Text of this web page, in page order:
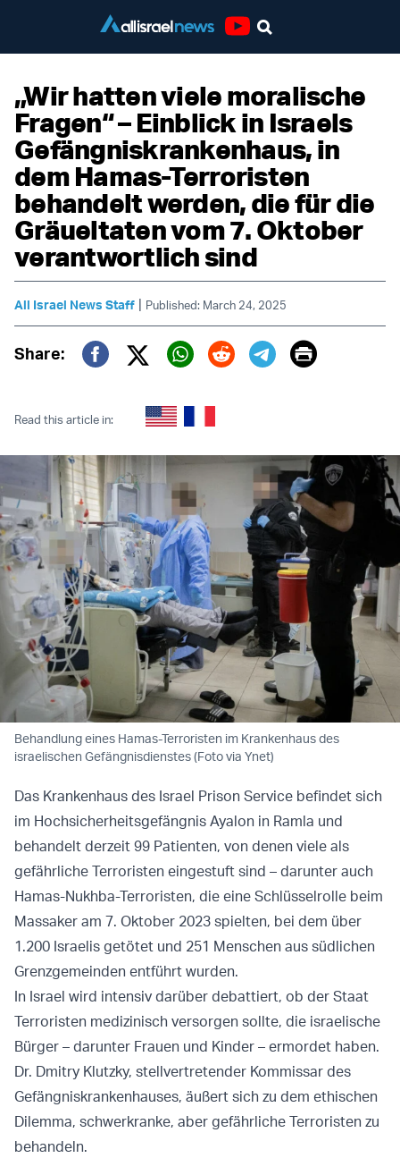
„Wir hatten viele moralische
Fragen“ – Einblick in Israels
Gefängniskrankenhaus, in
dem Hamas-Terroristen
behandelt werden, die für die
Gräueltaten vom 7. Oktober
verantwortlich sind
All Israel News Staff | Published: March 24, 2025
Share:
Twitter (X)
Print
Read this article in:
Behandlung eines Hamas-Terroristen im Krankenhaus des
israelischen Gefängnisdienstes (Foto via Ynet)
Das Krankenhaus des Israel Prison Service befindet sich
im Hochsicherheitsgefängnis Ayalon in Ramla und
behandelt derzeit 99 Patienten, von denen viele als
gefährliche Terroristen eingestuft sind – darunter auch
Hamas-Nukhba-Terroristen, die eine Schlüsselrolle beim
Massaker am 7. Oktober 2023 spielten, bei dem über
1.200 Israelis getötet und 251 Menschen aus südlichen
Grenzgemeinden entführt wurden.
In Israel wird intensiv darüber debattiert, ob der Staat
Terroristen medizinisch versorgen sollte, die israelische
Bürger – darunter Frauen und Kinder – ermordet haben.
Dr. Dmitry Klutzky, stellvertretender Kommissar des
Gefängniskrankenhauses, äußert sich zu dem ethischen
Dilemma, schwerkranke, aber gefährliche Terroristen zu
behandeln.